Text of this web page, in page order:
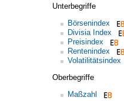
Unterbegriffe
Börsenindex
Divisia Index
Preisindex
Rentenindex
Volatilitätsindex
Oberbegriffe
Maßzahl